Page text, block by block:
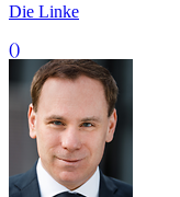
Die Linke
()